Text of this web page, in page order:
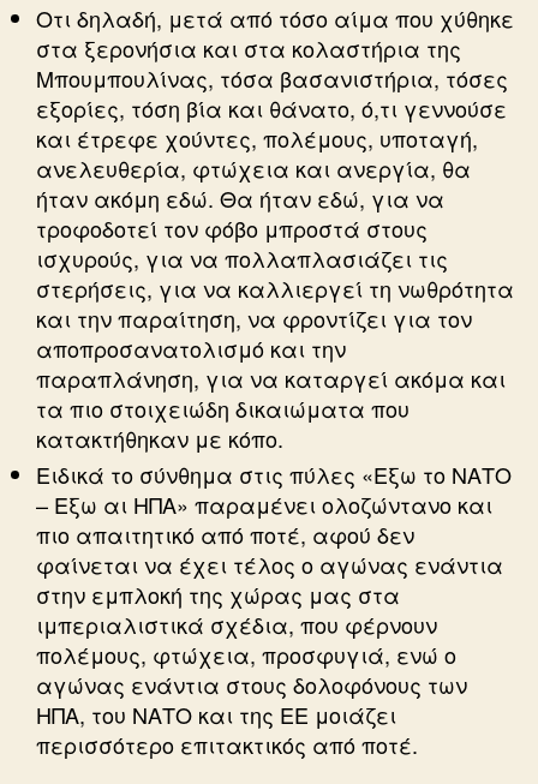
Οτι δηλαδή, μετά από τόσο αίμα που χύθηκε
στα ξερονήσια και στα κολαστήρια της
Μπουμπουλίνας, τόσα βασανιστήρια, τόσες
εξορίες, τόση βία και θάνατο, ό,τι γεννούσε
και έτρεφε χούντες, πολέμους, υποταγή,
ανελευθερία, φτώχεια και ανεργία, θα
ήταν ακόμη εδώ. Θα ήταν εδώ, για να
τροφοδοτεί τον φόβο μπροστά στους
ισχυρούς, για να πολλαπλασιάζει τις
στερήσεις, για να καλλιεργεί τη νωθρότητα
και την παραίτηση, να φροντίζει για τον
αποπροσανατολισμό και την
παραπλάνηση, για να καταργεί ακόμα και
τα πιο στοιχειώδη δικαιώματα που
κατακτήθηκαν με κόπο.
Ειδικά το σύνθημα στις πύλες «Εξω το ΝΑΤΟ
– Εξω αι ΗΠΑ» παραμένει ολοζώντανο και
πιο απαιτητικό από ποτέ, αφού δεν
φαίνεται να έχει τέλος ο αγώνας ενάντια
στην εμπλοκή της χώρας μας στα
ιμπεριαλιστικά σχέδια, που φέρνουν
πολέμους, φτώχεια, προσφυγιά, ενώ ο
αγώνας ενάντια στους δολοφόνους των
ΗΠΑ, του ΝΑΤΟ και της ΕΕ μοιάζει
περισσότερο επιτακτικός από ποτέ.